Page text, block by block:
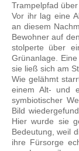
Trampelpfad
Vor ihr lag eine
an diesem
Bewohner auf
stolperte über
Grünanlage.
sie ließ sich am
Wie gelähmt
einem Alt- und
symbiotischer
Bild
Hier wurde sie
Bedeutung, weil
ihre Fürsorge